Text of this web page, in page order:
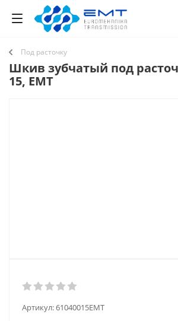
Под расточку
Шкив зубчатый под
15, EMT
Артикул:61040015EMT